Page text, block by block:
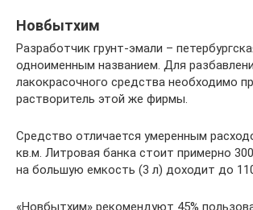
Новбытхим
Разработчик грунт-эмали –
одноименным названием. Для
лакокрасочного средства необходимо
растворитель этой же фирмы.
Средство отличается умеренным
кв.м. Литровая банка стоит примерно
на большую емкость (3 л) доходит до
«Новбытхим» рекомендуют 45%